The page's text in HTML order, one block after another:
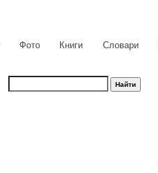
Фото Книги Словари